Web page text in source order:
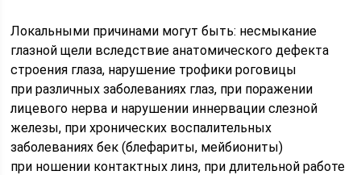
Локальными причинами могут быть: несмыкание
глазной щели вследствие анатомического дефекта
строения глаза, нарушение трофики роговицы
при различных заболеваниях глаз, при поражении
лицевого нерва и нарушении иннервации слезной
железы, при хронических воспалительных
заболеваниях бек (блефариты, мейбиониты)
при ношении контактных линз, при длительной работе